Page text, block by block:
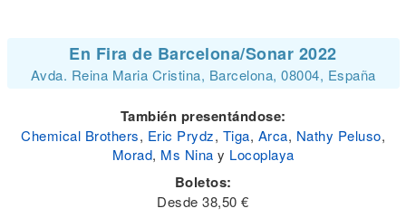
En Fira de Barcelona/Sonar 2022
Avda. Reina Maria Cristina, Barcelona, 08004, España
También presentándose:
Chemical Brothers, Eric Prydz, Tiga, Arca, Nathy Peluso,
Morad, Ms Nina y Locoplaya
Boletos:
Desde 38,50 €